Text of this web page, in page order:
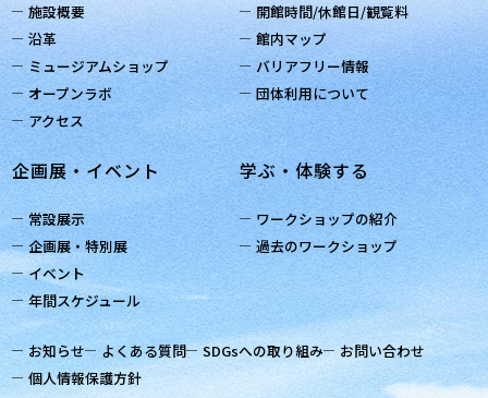
施設概要
沿革
ミュージアムショップ
オープンラボ
アクセス
開館時間/休館日/観覧料
館内マップ
バリアフリー情報
団体利用について
企画展・イベント
常設展示
企画展・特別展
イベント
年間スケジュール
学ぶ・体験する
ワークショップの紹介
過去のワークショップ
お知らせ よくある質問 SDGsへの取り組み
お問い合わせ
個人情報保護方針